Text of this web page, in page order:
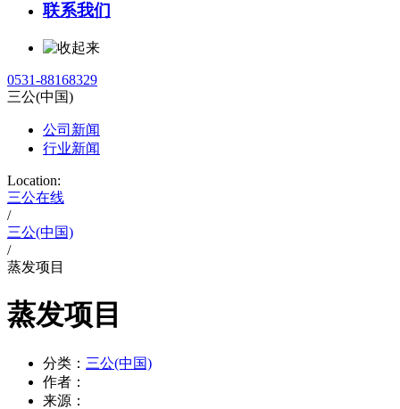
联系我们
0531-88168329
三公(中国)
公司新闻
行业新闻
Location:
三公在线
/
三公(中国)
/
蒸发项目
蒸发项目
分类： 三公(中国)
作者：
来源：